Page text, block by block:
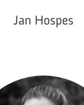
Jan Hospes